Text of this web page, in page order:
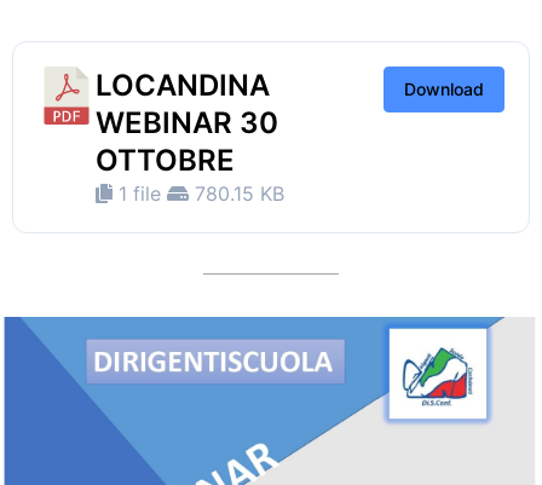
LOCANDINA
WEBINAR 30
OTTOBRE
1 file 780.15 KB
Download